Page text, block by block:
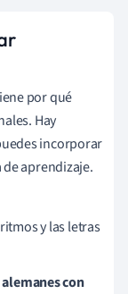
por qué
Hay
incorporar
aprendizaje.
y las letras
con